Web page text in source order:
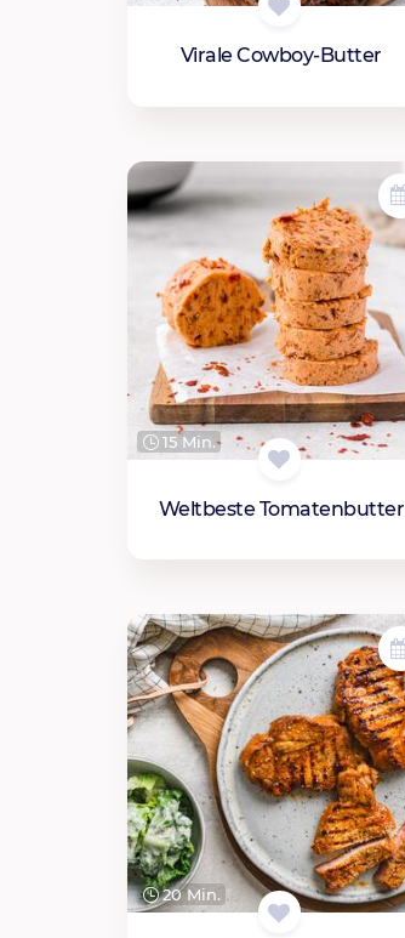
Virale Cowboy-Butter
15 Min.
Weltbeste Tomatenbutter
20 Min.